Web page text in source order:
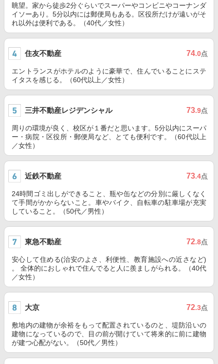
眺望。家から徒歩2分ぐらいでスーパーやコンビニやコーナンダ
イソーあり。5分以内には郵便局もある。区役所だけが遠いがそ
れ以外は便利である。（40代／女性）
住友不動産 74.0点
エントランスがホテルのように豪華で、住んでいることにステ
イタスを感じる。（60代以上／女性）
三井不動産レジデンシャル 73.9点
周りの環境が良く、校区が１番だと思います。5分以内にスーパ
ー・病院・区役所・郵便局など、とても便利です。（60代以上
／女性）
近鉄不動産 73.4点
24時間ゴミ出しができること、瓶や缶などの分別に厳しくなく
て手間がかからないこと。車やバイク、自転車の駐車場が充実
していること。（50代／男性）
東急不動産 72.8点
安心して住める(治安のよさ、利便性、教育施設への近さなど)
。 全体的におしゃれで住んでると人に羨ましがられる。（40代
／女性）
大京 72.3点
敷地内の建物が余裕をもって配置されているのと、堤防沿いの
建物になっているので、目の前が開けていて将来的に前に建物
が建つ心配がない。（50代／男性）